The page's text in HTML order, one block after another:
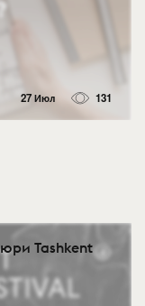
27 Июл 131
Tashkent